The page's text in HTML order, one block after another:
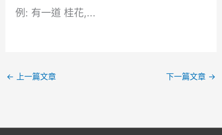
例: 有一道 桂花,...
← 上一篇文章 下一篇文章 →